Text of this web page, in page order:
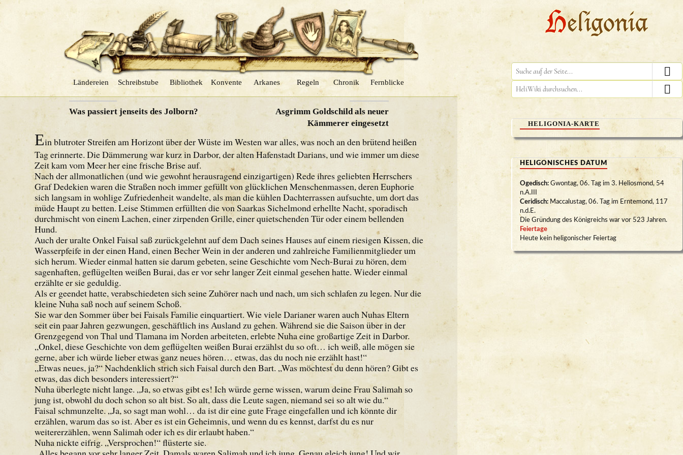
Ländereien Schreibstube Bibliothek Konvente Arkanes Regeln Chronik Fernblicke
Ein blutroter Streifen am Horizont über der Wüste im Westen war alles, was noch an den brütend heißen
Tag erinnerte. Die Dämmerung war kurz in Darbor, der alten Hafenstadt Darians, und wie immer um diese
Zeit kam vom Meer her eine frische Brise auf.
Nach der allmonatlichen (und wie gewohnt herausragend einzigartigen) Rede ihres geliebten Herrschers
Graf Dedekien waren die Straßen noch immer gefüllt von glücklichen Menschenmassen, deren Euphorie
sich langsam in wohlige Zufriedenheit wandelte, als man die kühlen Dachterrassen aufsuchte, um dort das
müde Haupt zu betten. Leise Stimmen erfüllten die von Saarkas Sichelmond erhellte Nacht, sporadisch
durchmischt von einem Lachen, einer zirpenden Grille, einer quietschenden Tür oder einem bellenden
Hund.
Auch der uralte Onkel Faisal saß zurückgelehnt auf dem Dach seines Hauses auf einem riesigen Kissen, die
Wasserpfeife in der einen Hand, einen Becher Wein in der anderen und zahlreiche Familienmitglieder um
sich herum. Wieder einmal hatten sie darum gebeten, seine Geschichte vom Nech-Burai zu hören, dem
sagenhaften, geflügelten weißen Burai, das er vor sehr langer Zeit einmal gesehen hatte. Wieder einmal
erzählte er sie geduldig.
Als er geendet hatte, verabschiedeten sich seine Zuhörer nach und nach, um sich schlafen zu legen. Nur die
kleine Nuha saß noch auf seinem Schoß.
Sie war den Sommer über bei Faisals Familie einquartiert. Wie viele Darianer waren auch Nuhas Eltern
seit ein paar Jahren gezwungen, geschäftlich ins Ausland zu gehen. Während sie die Saison über in der
Grenzgegend von Thal und Tlamana im Norden arbeiteten, erlebte Nuha eine großartige Zeit in Darbor.
„Onkel, diese Geschichte von dem geflügelten weißen Burai erzählst du so oft… ich weiß, alle mögen sie
gerne, aber ich würde lieber etwas ganz neues hören… etwas, das du noch nie erzählt hast!“
„Etwas neues, ja?“ Nachdenklich strich sich Faisal durch den Bart. „Was möchtest du denn hören? Gibt es
etwas, das dich besonders interessiert?“
Nuha überlegte nicht lange. „Ja, so etwas gibt es! Ich würde gerne wissen, warum deine Frau Salimah so
jung ist, obwohl du doch schon so alt bist. So alt, dass die Leute sagen, niemand sei so alt wie du.“
Faisal schmunzelte. „Ja, so sagt man wohl… da ist dir eine gute Frage eingefallen und ich könnte dir
erzählen, warum das so ist. Aber es ist ein Geheimnis, und wenn du es kennst, darfst du es nur
weitererzählen, wenn Salimah oder ich es dir erlaubt haben.“
Nuha nickte eifrig. „Versprochen!“ flüsterte sie.
VORHERIGER
Was passiert jenseits des Jolborn?
Asgrimm Goldschild als neuer
Kämmerer eingesetzt
HELIGONIA-KARTE
HELIGONISCHES DATUM
Ogedisch:Gwontag, 06. Tag im 3. Heliosmond, 54
n.A.III
Ceridisch:Maccalustag, 06. Tag im Erntemond, 117
n.d.E.
Die Gründung des Königreichs war vor 523 Jahren.
Feiertage
Heute kein heligonischer Feiertag